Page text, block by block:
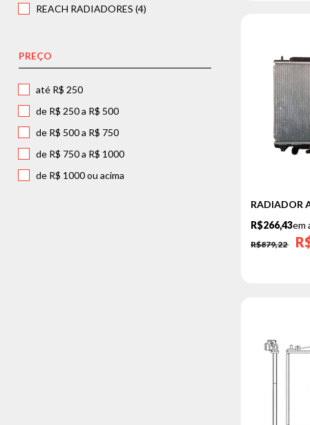
YARIS
ACCORD
CIVIC
CR-V
HR-V
LEGEND
REACH RADIADORES (4)
PREÇO
até R$ 250
de R$ 250 a R$ 500
de R$ 500 a R$ 750
de R$ 750 a R$ 1000
de R$ 1000 ou acima
RADIADOR
R$266,43em
R$879,22